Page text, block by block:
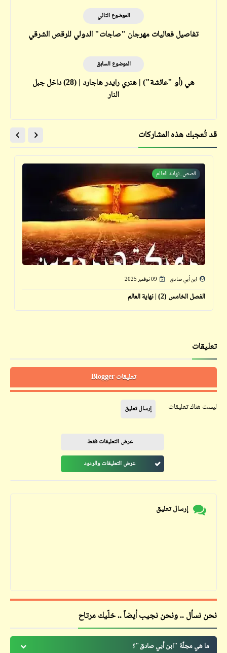
الموضوع التالي
تفاصيل فعاليات مهرجان "صاجات" الدولي للرقص الشرقي
الموضوع السابق
هي (أو "عائشة") | هنري رايدر هاجارد | (28) داخل جبل
النار
قد تُعجبك هذه المشاركات
قصص_نهاية العالم
ابن أبي صادق 09 نوفمبر 2025
الفصل الخامس (2) | نهاية العالم
تعليقات
تعليقات Blogger
ليست هناك تعليقات إرسال تعليق
عرض التعليقات فقط
عرض التعليقات والردود
إرسال تعليق
نحن نسأل .. ونحن نجيب أيضاً .. خلّيك مرتاح
ما هي مجلّة "ابن أبي صادق"؟